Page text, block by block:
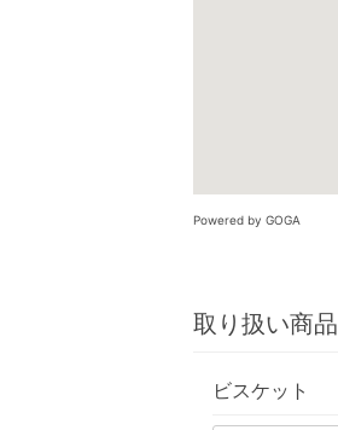
Powered by GOGA
取り扱い商品
ビスケット